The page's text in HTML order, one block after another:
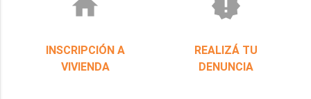
INSCRIPCIÓN A
VIVIENDA
REALIZÁ TU
DENUNCIA